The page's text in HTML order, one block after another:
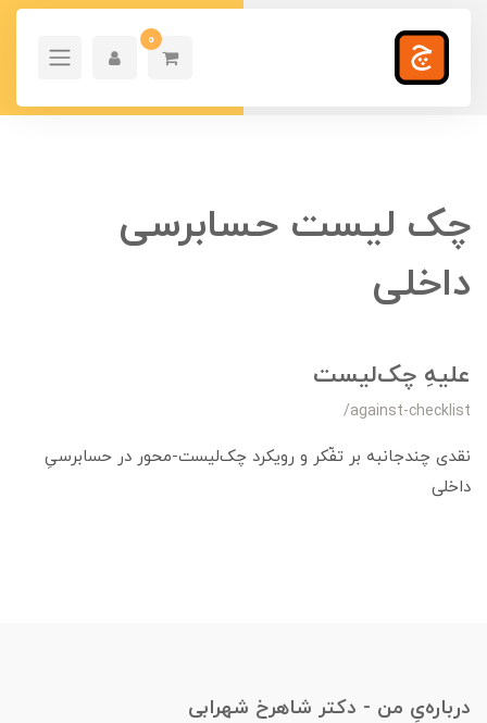
0
چک لیست حسابرسی
داخلی
علیهِ چک‌لیست
/against-checklist
نقدی چندجانبه بر تفّکر و رویکرد چک‌لیست‌-محور در حسابرسیِ
داخلی
درباره‌یِ من - دکتر شاهرخ شهرابی